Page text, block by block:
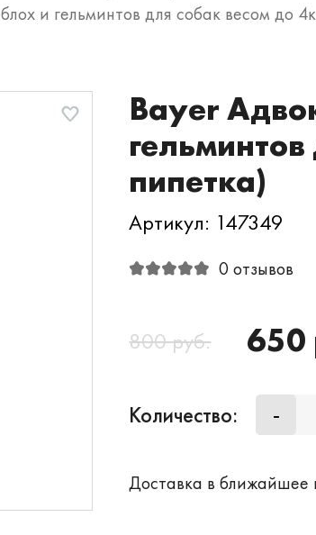
и гельминтов для собак весом до
Bayer
пипетка)
Артикул: 147349
0 отзывов
800 руб. 650
Количество: -
Доставка в ближайшее